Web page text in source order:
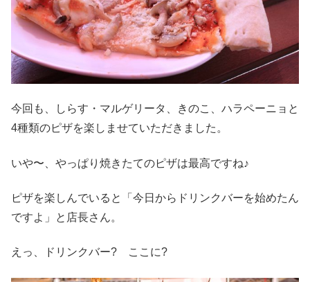
今回も、しらす・マルゲリータ、きのこ、ハラペーニョと
4種類のピザを楽しませていただきました。
いや〜、やっぱり焼きたてのピザは最高ですね♪
ピザを楽しんでいると「今日からドリンクバーを始めたん
ですよ」と店長さん。
えっ、ドリンクバー? ここに?